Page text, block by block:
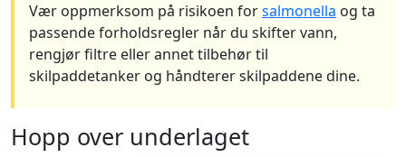
Vær oppmerksom på risikoen forsalmonella og ta
passende forholdsregler når du skifter vann,
rengjør filtre eller annet tilbehør til
skilpaddetanker og håndterer skilpaddene dine.
Hopp over underlaget